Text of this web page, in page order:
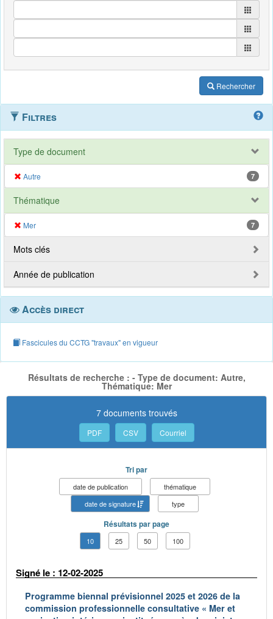
Rechercher
Filtres
Type de document
Autre 7
Thématique
Mer 7
Mots clés
Année de publication
Accès direct
Fascicules du CCTG "travaux" en vigueur
Résultats de recherche : - Type de document: Autre,
Thématique: Mer
7 documents trouvés
PDF CSV Courriel
Tri par
date de publication
thématique
date de signature
type
Résultats par page
10 25 50 100
Signé le : 12-02-2025
Programme biennal prévisionnel 2025 et 2026 de la
commission professionnelle consultative « Mer et